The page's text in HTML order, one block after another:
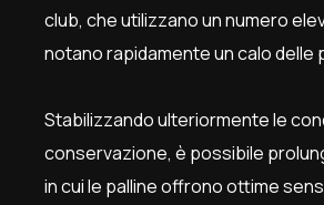
club, che utilizzano un numero
notano rapidamente un calo delle
Stabilizzando ulteriormente le
conservazione, è possibile
in cui le palline offrono ottime